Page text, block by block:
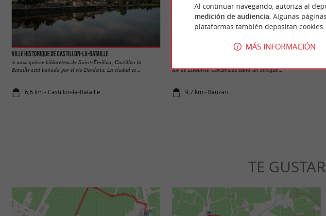
Ville historique de Castillon-la-Bataille
A unos quince kilómetros de Saint-Émilion, Castillon la
Bataille está bañada por el río Dordoña. La ciudad es ...
6,6 km - Castillon-la-Bataille
sur de Libourne. Construido sobre un antiguo ...
9,7 km - Rauzan
TE
Al continuar navegando, autoriza al
medición de audiencia . Algunas
plataformas también depositan cookies.
MÁS INFORMACIÓN